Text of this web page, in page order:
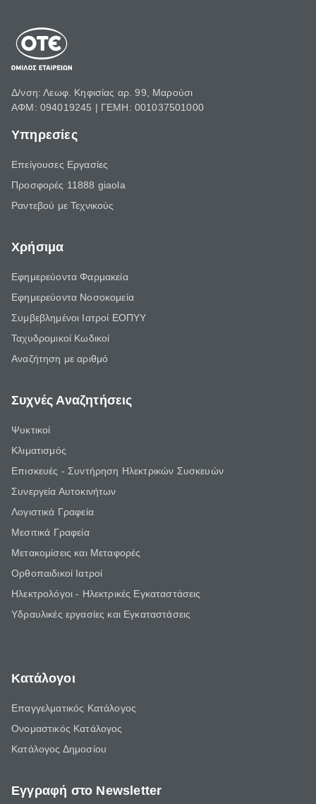
Δ/νση: Λεωφ. Κηφισίας αρ. 99, Μαρούσι
ΑΦΜ: 094019245 | ΓΕΜΗ: 001037501000
Υπηρεσίες
Επείγουσες Εργασίες
Προσφορές 11888 giaola
Ραντεβού με Τεχνικούς
Χρήσιμα
Εφημερεύοντα Φαρμακεία
Εφημερεύοντα Νοσοκομεία
Συμβεβλημένοι Ιατροί ΕΟΠΥΥ
Ταχυδρομικοί Κωδικοί
Αναζήτηση με αριθμό
Συχνές Αναζητήσεις
Ψυκτικοί
Κλιματισμός
Επισκευές - Συντήρηση Ηλεκτρικών Συσκευών
Συνεργεία Αυτοκινήτων
Λογιστικά Γραφεία
Μεσιτικά Γραφεία
Μετακομίσεις και Μεταφορές
Ορθοπαιδικοί Ιατροί
Ηλεκτρολόγοι - Ηλεκτρικές Εγκαταστάσεις
Υδραυλικές εργασίες και Εγκαταστάσεις
Κατάλογοι
Επαγγελματικός Κατάλογος
Ονομαστικός Κατάλογος
Κατάλογος Δημοσίου
Εγγραφή στο Newsletter